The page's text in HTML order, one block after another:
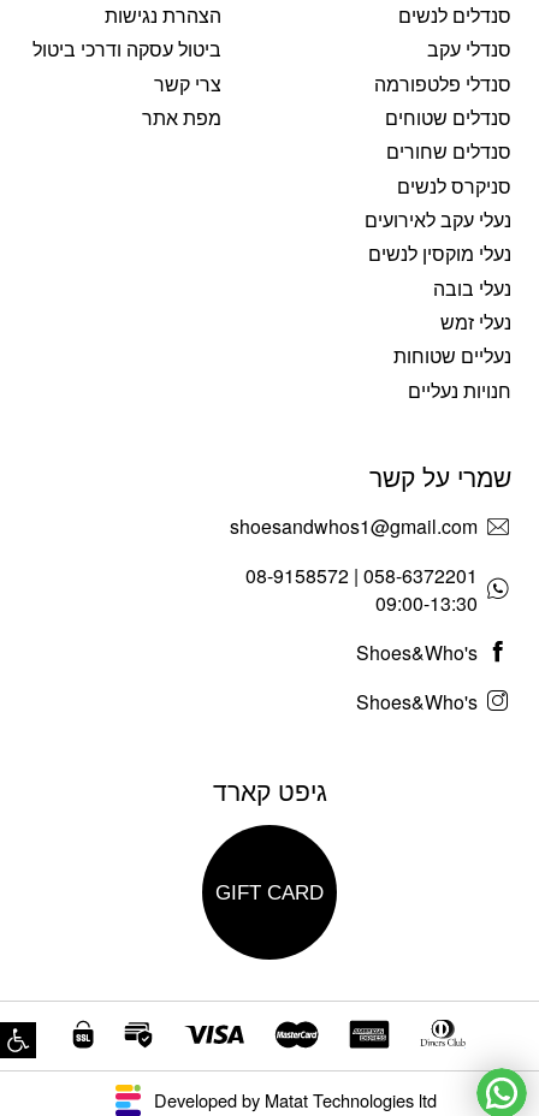
סנדלים לנשים
סנדלי עקב
סנדלי פלטפורמה
סנדלים שטוחים
סנדלים שחורים
סניקרס לנשים
נעלי עקב לאירועים
נעלי מוקסין לנשים
נעלי בובה
נעלי זמש
נעליים שטוחות
חנויות נעליים
הצהרת נגישות
ביטול עסקה ודרכי ביטול
צרי קשר
מפת אתר
שמרי על קשר
shoesandwhos1@gmail.com
058-6372201 | 08-9158572
09:00-13:30
Shoes&Who's
Shoes&Who's
גיפט קארד
GIFT CARD
Developed by Matat Technologies ltd